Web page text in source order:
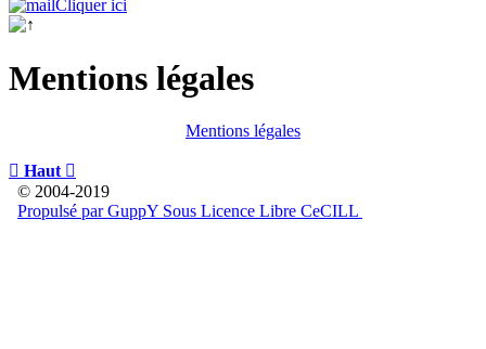
Cliquer ici
Mentions légales
Mentions légales
 Haut 
© 2004-2019
Propulsé par GuppY Sous Licence Libre CeCILL